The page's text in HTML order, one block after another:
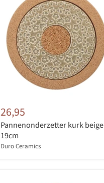
26,95
Pannenonderzetter kurk beige
19cm
Duro Ceramics